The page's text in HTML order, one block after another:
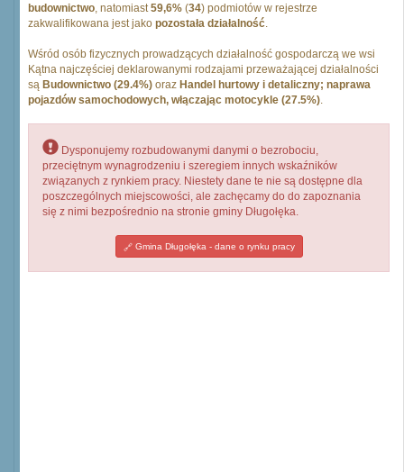
budownictwo, natomiast59,6% (34) podmiotów w rejestrze
zakwalifikowana jest jako pozostała działalność.
Wśród osób fizycznych prowadzących działalność gospodarczą we wsi
Kątna najczęściej deklarowanymi rodzajami przeważającej działalności
są Budownictwo (29.4%) oraz Handel hurtowy i detaliczny; naprawa
pojazdów samochodowych, włączając motocykle (27.5%).
Dysponujemy rozbudowanymi danymi o bezrobociu,
przeciętnym wynagrodzeniu i szeregiem innych wskaźników
związanych z rynkiem pracy. Niestety dane te nie są dostępne dla
poszczególnych miejscowości, ale zachęcamy do do zapoznania
się z nimi bezpośrednio na stronie gminy Długołęka.
Gmina Długołęka - dane o rynku pracy